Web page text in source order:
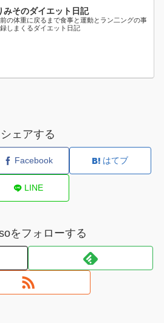
みそのダイエット日記
の体重に戻るまで食事と運動とラン二ングの事
しまくるダイエット日記
シェアする
Facebook はてブ
LINE
をフォローする